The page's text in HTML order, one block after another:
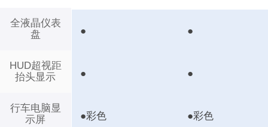
全液晶仪表
盘
HUD超视距
抬头显示
行车电脑显
示屏
● ●
● ●
●彩色 ●彩色